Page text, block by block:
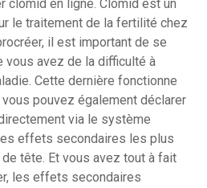
clomid en ligne. Clomid est un
le traitement de la fertilité chez
il est important de se
vous avez de la difficulté à
Cette dernière fonctionne
pouvez également déclarer
via le système
effets secondaires les plus
tête. Et vous avez tout à fait
les effets secondaires